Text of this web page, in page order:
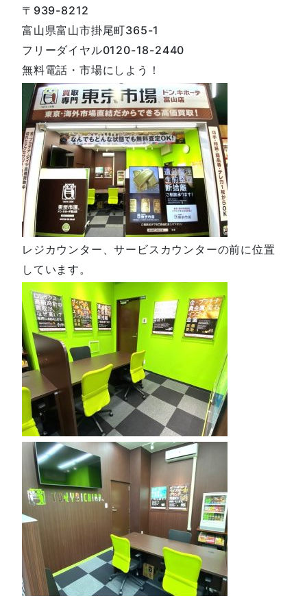
〒939-8212
富山県富山市掛尾町365-1
フリーダイヤル0120-18-2440
無料電話・市場にしよう！
レジカウンター、サービスカウンターの前に位置
しています。